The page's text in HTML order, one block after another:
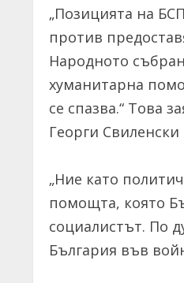
„Позицията на
против
Народното
хуманитарна
се спазва.“ Това
Георги
„Ние като
помощта, която
социалистът. По
България във